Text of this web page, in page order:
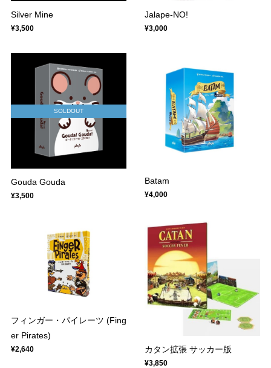
Silver Mine
¥3,500
Jalape-NO!
¥3,000
SOLDOUT
Gouda Gouda
¥3,500
Batam
¥4,000
フィンガー・パイレーツ (Fing
er Pirates)
¥2,640 カタン拡張 サッカー版
¥3,850